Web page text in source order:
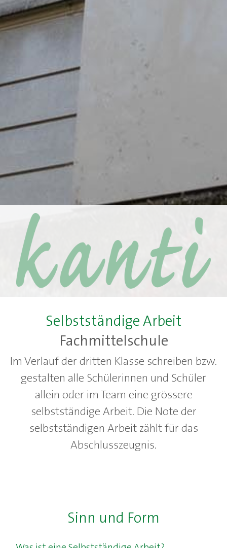
Selbstständige Arbeit
Fachmittelschule
Im Verlauf der dritten Klasse schreiben bzw.
gestalten alle Schülerinnen und Schüler
allein oder im Team eine grössere
selbstständige Arbeit. Die Note der
selbstständigen Arbeit zählt für das
Abschlusszeugnis.
Sinn und Form